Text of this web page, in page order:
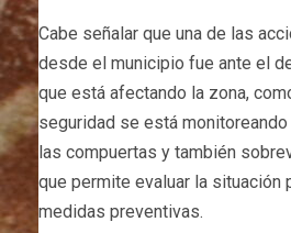
Cabe señalar que una de las
desde el municipio fue ante el
que está afectando la zona,
seguridad se está
las compuertas y también
que permite evaluar la situación
medidas preventivas.